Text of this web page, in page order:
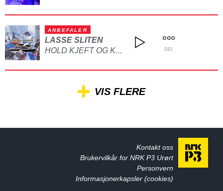
ANBEFALER
LASSE SLITEN
HOLD KJEFT OG KYSS MEG DEL
VIS FLERE
Kontakt oss
Brukervilkår for NRK P3 Urørt
Personvern
Informasjonerkapsler (cookies)